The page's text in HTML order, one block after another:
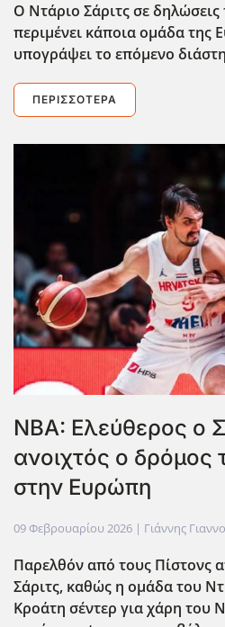
O Ντάριο Σάριτς σε
περιμένει κάποια ομάδα της
υπογράψει το επόμενο
ΠΕΡΙΣΣΌΤΕΡΑ
NBA: Ελεύθερος ο
ανοιχτός ο δρόμος
στην Ευρώπη
09 Φεβρουαρίου 2026 | Γιάννης
Παρελθόν από τους Πίστονς
Σάριτς, καθώς η ομάδα του
Κροάτη σέντερ για χάρη του